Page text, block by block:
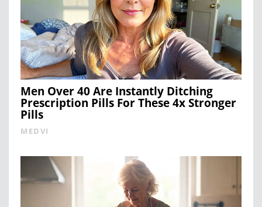
Men Over 40 Are Instantly Ditching
Prescription Pills For These 4x Stronger
Pills
MEDVI